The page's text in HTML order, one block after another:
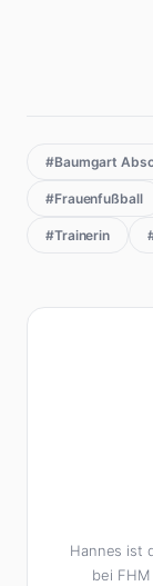
#Baumgart
#Frauenfußball
#Trainerin
Hannes ist
bei